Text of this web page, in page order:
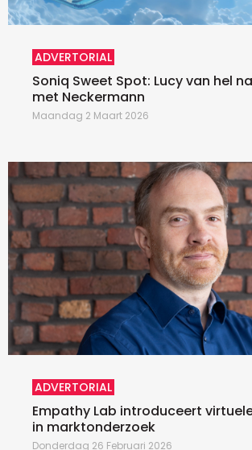
ADVERTORIAL
Soniq Sweet Spot: Lucy van hel
met Neckermann
Maandag 2 Maart 2026
ADVERTORIAL
Empathy Lab introduceert
in marktonderzoek
Donderdag 26 Februari 2026